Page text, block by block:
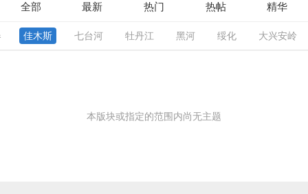
全部 最新 热门 热帖 精华
佳木斯 七台河 牡丹江 黑河 绥化 大兴安岭
本版块或指定的范围内尚无主题